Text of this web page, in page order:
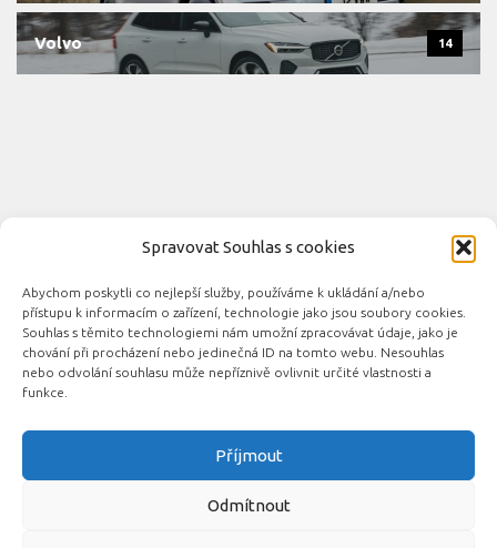
Spravovat Souhlas s cookies
Abychom poskytli co nejlepší služby, používáme k ukládání a/nebo
přístupu k informacím o zařízení, technologie jako jsou soubory cookies.
Souhlas s těmito technologiemi nám umožní zpracovávat údaje, jako je
chování při procházení nebo jedinečná ID na tomto webu. Nesouhlas
nebo odvolání souhlasu může nepříznivě ovlivnit určité vlastnosti a
funkce.
Příjmout
Odmítnout
Volvo 14
Novinky automobilového průmyslu © 2026. Všechna práva
vyhrazena.
Podporováno - Designed with the
Související automobilové magazíny:
Auta.eu DotekSlova.cz